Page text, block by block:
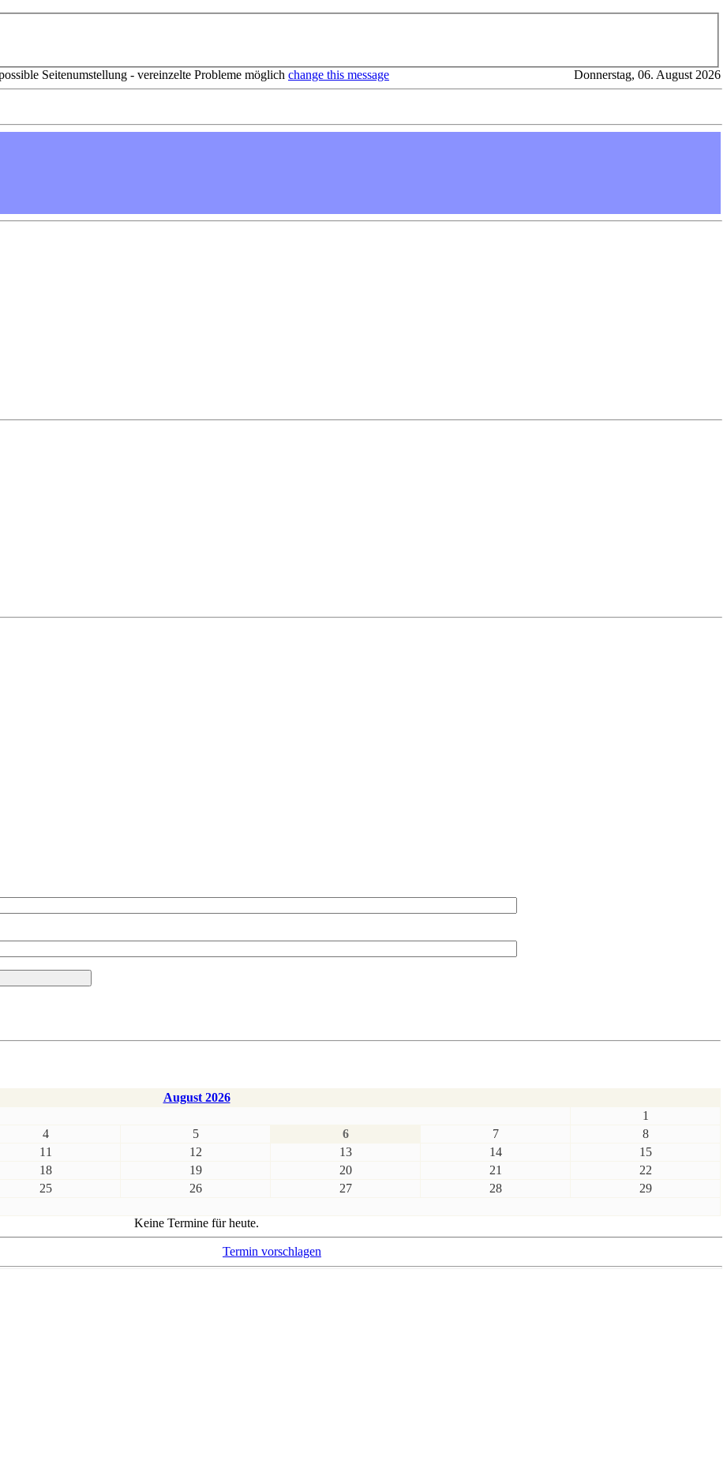
Donnerstag, 06. August 2026
Seitenumstellung - vereinzelte Probleme möglich change this message
August 2026
1
4 5 6 7
8
11 12 13 14
15
18 19 20 21
22
25 26 27 28
29
Keine Termine für heute.
Termin vorschlagen